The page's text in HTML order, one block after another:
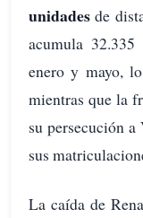
unidades de
acumula
enero y mayo,
mientras que la
su persecución
sus
La caída de